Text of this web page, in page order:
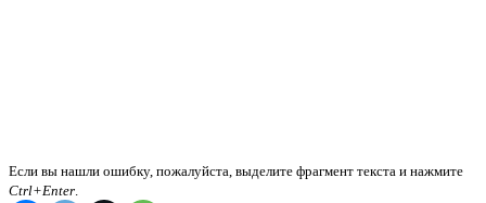
Если вы нашли ошибку, пожалуйста, выделите фрагмент текста и нажмите
Ctrl+Enter.